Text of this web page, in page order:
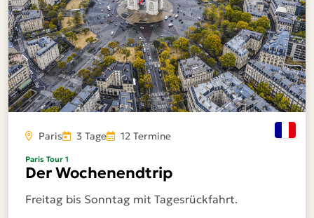
Paris 3 Tage 12 Termine
Paris Tour 1
Der Wochenendtrip
Freitag bis Sonntag mit Tagesrückfahrt.